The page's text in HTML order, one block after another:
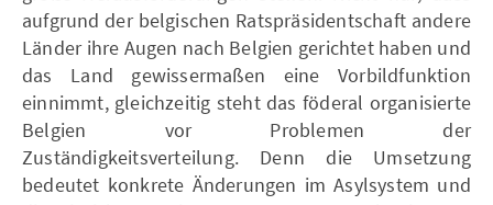
aufgrund der belgischen Ratspräsidentschaft andere
Länder ihre Augen nach Belgien gerichtet haben und
das Land gewissermaßen eine Vorbildfunktion
einnimmt, gleichzeitig steht das föderal organisierte
Belgien vor Problemen der
Zuständigkeitsverteilung. Denn die Umsetzung
bedeutet konkrete Änderungen im Asylsystem und